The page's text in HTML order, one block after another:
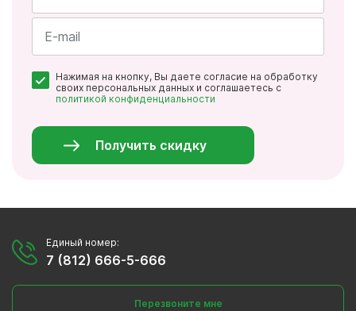
Имя
*
Нажимая на кнопку, Вы даете согласие на обработку
своих персональных данных и соглашаетесь с
политикой конфиденциальности
Получить скидку
Единый номер:
7 (812) 666-5-666
Перезвоните мне